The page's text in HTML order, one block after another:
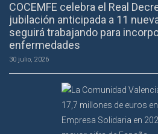
COCEMFE celebra el Real
jubilación anticipada a 11
seguirá trabajando para
enfermedades
30 julio, 2026